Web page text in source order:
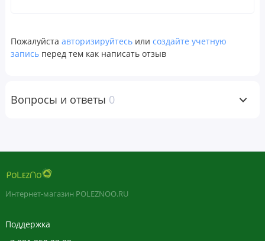
Пожалуйста авторизируйтесь или создайте учетную
запись перед тем как написать отзыв
Вопросы и ответы 0
Интернет-магазин POLEZNOO.RU
Поддержка